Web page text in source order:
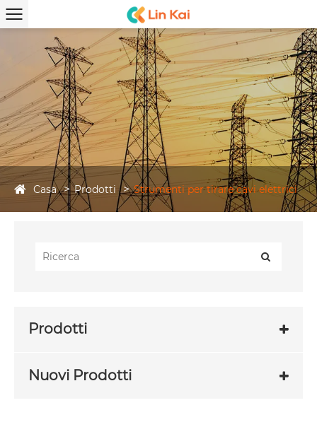
Casa Prodotti Strumenti per tirare cavi elettrici
Prodotti
Nuovi Prodotti